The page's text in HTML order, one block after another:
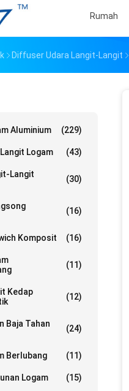
Rumah
Diffuser Udara Langit-Langit
Aluminium (229)
Logam (43)
Langit
(30)
(16)
Komposit (16)
(11)
Kedap
(12)
Baja Tahan
(24)
Berlubang (11)
Logam (15)